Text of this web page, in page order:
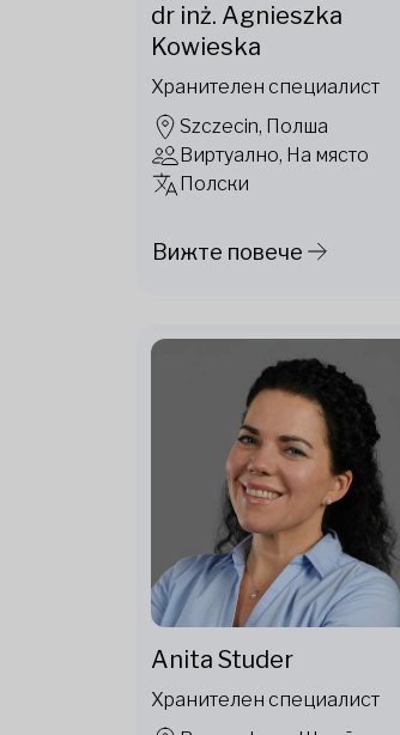
dr inż. Agnieszka
Kowieska
Хранителен специалист
Szczecin, Полша
Виртуално, На място
Полски
Вижте повече
Anita Studer
Хранителен специалист